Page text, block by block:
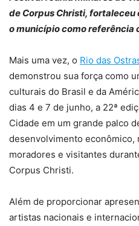
de Corpus Christi, fortaleceu
o município como referência
Mais uma vez, o Rio das
demonstrou sua força como
culturais do Brasil e da
dias 4 e 7 de junho, a 22ª
Cidade em um grande palco
desenvolvimento econômico,
moradores e visitantes
Corpus Christi.
Além de proporcionar
artistas nacionais e